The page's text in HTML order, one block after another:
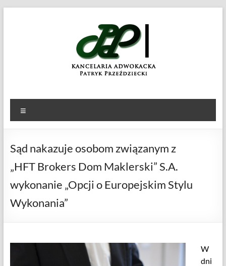
KANCELARIA
ADWOKACKA
Sąd nakazuje osobom związanym z
„HFT Brokers Dom Maklerski” S.A.
wykonanie „Opcji o Europejskim Stylu
Wykonania”
W
dni